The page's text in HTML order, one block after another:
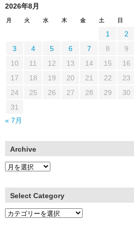
2026年8月
月 火 水 木 金 土 日
1
2
3
4 5 6 7 8
9
10
11 12 13 14 15
16
17
18 19 20 21 22
23
24
25 26 27 28 29
30
31
« 7月
Archive
Archive
Select Category
Select